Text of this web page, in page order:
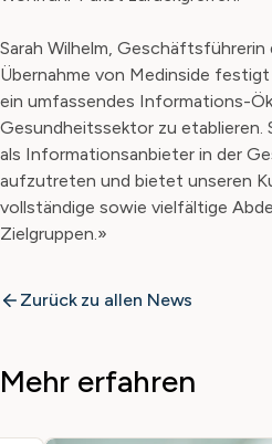
Sarah Wilhelm, Geschäftsführerin
Übernahme von Medinside
ein umfassendes Informations-
Gesundheitssektor zu etablieren.
als Informationsanbieter in der
aufzutreten und bietet unseren
vollständige sowie vielfältige
Zielgruppen.»
Zurück zu allen News
Mehr erfahren